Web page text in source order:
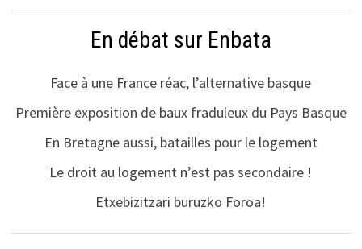
En débat sur Enbata
Face à une France réac, l’alternative basque
Première exposition de baux fraduleux du Pays Basque
En Bretagne aussi, batailles pour le logement
Le droit au logement n’est pas secondaire !
Etxebizitzari buruzko Foroa!